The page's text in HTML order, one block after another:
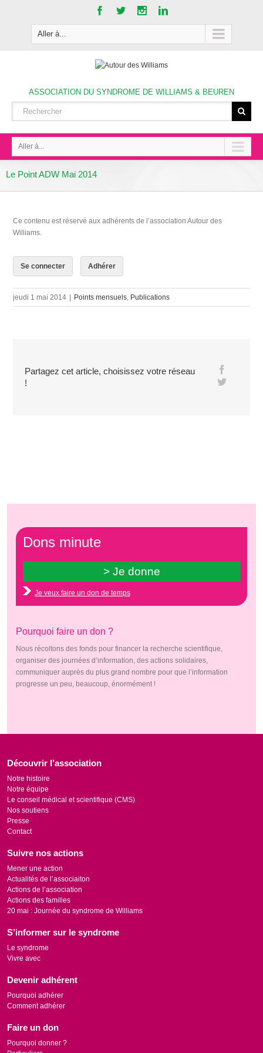
Aller à...
ASSOCIATION DU SYNDROME DE WILLIAMS & BEUREN
Aller à...
Le Point ADW Mai 2014
Ce contenu est réservé aux adhérents de l’association Autour des
Williams.
Se connecter Adhérer
jeudi 1 mai 2014 Points mensuels, Publications
Partagez cet article, choisissez votre réseau
!
Dons minute
Je veux faire un don de temps
Pourquoi faire un don ?
Nous récoltons des fonds pour financer la recherche scientifique,
organiser des journées d’information, des actions solidaires,
communiquer auprès du plus grand nombre pour que l’information
progresse un peu, beaucoup, énormément !
Découvrir l’association
Notre histoire
Notre équipe
Le conseil médical et scientifique (CMS)
Nos soutiens
Presse
Contact
Suivre nos actions
Mener une action
Actualités de l’associaiton
Actions de l’association
Actions des familles
20 mai : Journée du syndrome de Williams
S’informer sur le syndrome
Le syndrome
Vivre avec
Devenir adhérent
Pourquoi adhérer
Comment adhérer
Faire un don
Pourquoi donner ?